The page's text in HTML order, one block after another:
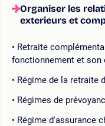
Organiser les
exterieurs et
Retraite
fonctionnement et son
Régime de la retraite
Régimes de
Régime d'assurance